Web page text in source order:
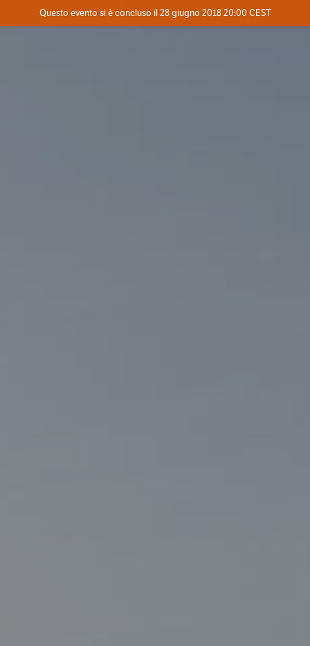
Dove
Questo evento si è concluso il 28 giugno 2018 20:00 CEST